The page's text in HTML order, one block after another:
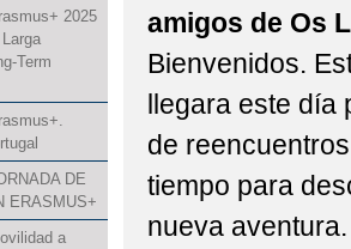
2025
Term
DE
ERASMUS+
a
amigos de Os
Bienvenidos.
llegara este
de
tiempo para
nueva aventura.